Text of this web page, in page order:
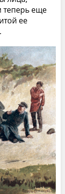
теперь еще
ее